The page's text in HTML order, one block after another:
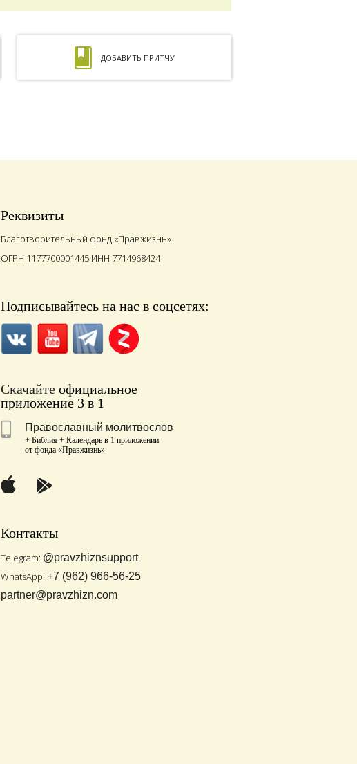
ДОБАВИТЬ ПРИТЧУ
Реквизиты
Благотворительный фонд «Правжизнь»
ОГРН 1177700001445 ИНН 7714968424
Подписывайтесь на нас в соцсетях:
Скачайтеофициальное
приложение 3 в 1
Православный молитвослов
+ Библия + Календарь в 1 приложении
от фонда «Правжизнь»
Контакты
Telegram: @pravzhiznsupport
WhatsApp: +7 (962) 966-56-25
partner@pravzhizn.com